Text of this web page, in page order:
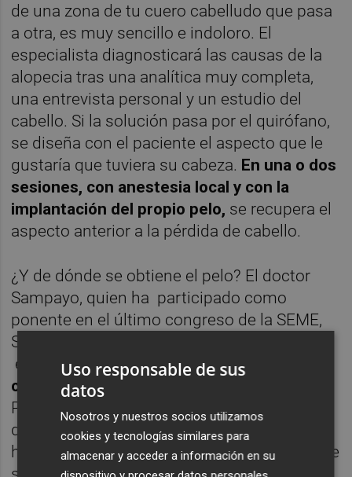
de una zona de tu cuero cabelludo que pasa
a otra, es muy sencillo e indoloro. El
especialista diagnosticará las causas de la
alopecia tras una analítica muy completa,
una entrevista personal y un estudio del
cabello. Si la solución pasa por el quirófano,
se diseña con el paciente el aspecto que le
gustaría que tuviera su cabeza. En una o dos
sesiones, con anestesia local y con la
implantación del propio pelo, se recupera el
aspecto anterior a la pérdida de cabello.
¿Y de dónde se obtiene el pelo? El doctor
Sampayo, quien ha participado como
ponente en el último congreso de la SEME,
Sociedad Española de Medicina Estética,
explica que en un futuro próximo
clonaciónserá la mejor forma de obtenerlo.
Pero mientras tanto, se extrae de las zonas
de las zonas exentas de factores
hormonales o genéticos para que el pelo que
Uso responsable de sus
datos
Nosotros y nuestros socios utilizamos
cookies y tecnologías similares para
almacenar y acceder a información en su